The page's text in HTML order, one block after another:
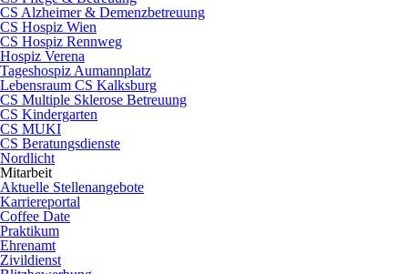
CS Alzheimer & Demenzbetreuung
CS Hospiz Wien
CS Hospiz Rennweg
Hospiz Verena
Tageshospiz Aumannplatz
Lebensraum CS Kalksburg
CS Multiple Sklerose Betreuung
CS Kindergarten
CS MUKI
CS Beratungsdienste
Nordlicht
Mitarbeit
Aktuelle Stellenangebote
Karriereportal
Coffee Date
Praktikum
Ehrenamt
Zivildienst